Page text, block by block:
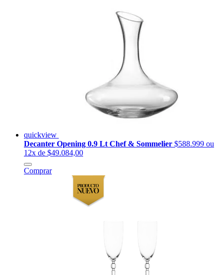
quickview
Decanter Opening 0.9 Lt Chef & Sommelier $588.999 ou
12x de $49.084,00
Comprar